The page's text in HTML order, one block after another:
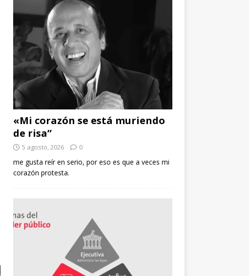
«Mi corazón se está muriendo
de risa”
5 agosto, 2026 0
me gusta reír en serio, por eso es que a veces mi
corazón protesta.